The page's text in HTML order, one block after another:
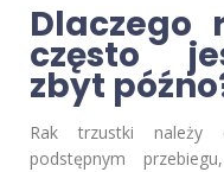
często
zbyt
Rak trzustki należy
podstępnym